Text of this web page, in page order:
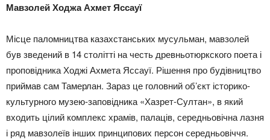
Мавзолей Ходжа Ахмет Яссауї
Місце паломництва казахстанських мусульман, мавзолей
був зведений в 14 столітті на честь древньотюркского поета і
проповідника Ходжі Ахмета Яссауї. Рішення про будівництво
приймав сам Тамерлан. Зараз це головний об’єкт історико-
культурного музею-заповідника «Хазрет-Султан», в який
входить цілий комплекс храмів, палаців, середньовічна лазня
і ряд мавзолеїв інших принципових персон середньовіччя.